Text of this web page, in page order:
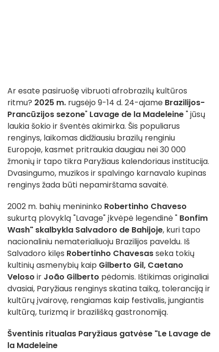
Ar esate pasiruošę vibruoti afrobrazilų kultūros
ritmu? 2025 m. rugsėjo 9-14 d. 24-ajame Brazilijos-
Prancūzijos sezone" Lavage de la Madeleine" jūsų
laukia šokio ir šventės akimirka. Šis populiarus
renginys, laikomas didžiausiu brazilų renginiu
Europoje, kasmet pritraukia daugiau nei 30 000
žmonių ir tapo tikra Paryžiaus kalendoriaus institucija.
Dvasingumo, muzikos ir spalvingo karnavalo kupinas
renginys žada būti nepamirštama savaitė.
2002 m. bahių menininko Robertinho Chaveso
sukurtą plovyklą "Lavage" įkvėpė legendinė " Bonfim
Wash" skalbykla Salvadoro de Bahijoje, kuri tapo
nacionaliniu nematerialiuoju Brazilijos paveldu. Iš
Salvadoro kilęs Robertinho Chavesasseka tokių
kultinių asmenybių kaip Gilberto Gil, Caetano
Veloso ir João Gilberto pėdomis. Ištikimas originaliai
dvasiai, Paryžiaus renginys skatina taiką, toleranciją ir
kultūrų įvairovę, rengiamas kaip festivalis, jungiantis
kultūrą, turizmą ir brazilišką gastronomiją.
Šventinis ritualas Paryžiaus gatvėse "Le Lavage de
la Madeleine